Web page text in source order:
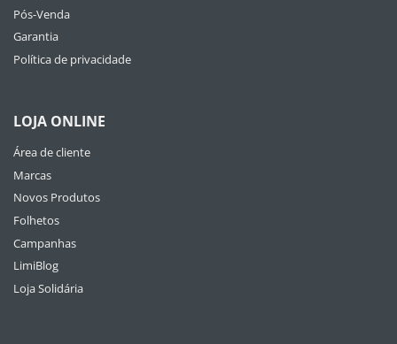
Pós-Venda
Garantia
Política de privacidade
LOJA ONLINE
Área de cliente
Marcas
Novos Produtos
Folhetos
Campanhas
LimiBlog
Loja Solidária